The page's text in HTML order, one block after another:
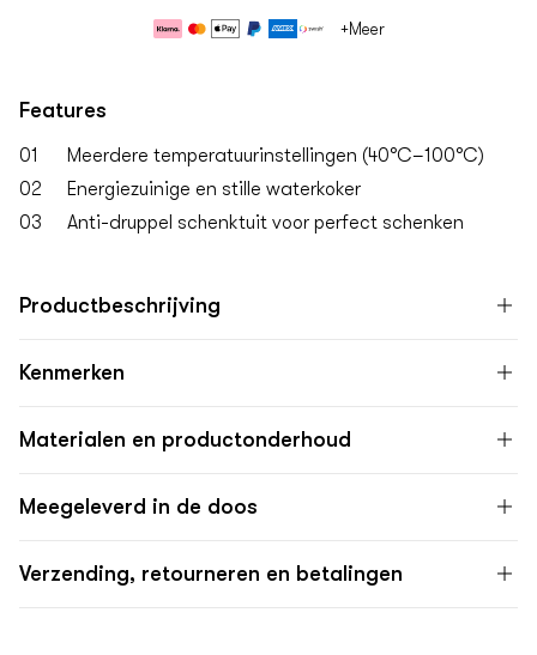
Betaalmethoden
+Meer
Features
01
Meerdere temperatuurinstellingen (40°C–100°C)
02
Energiezuinige en stille waterkoker
03
Anti-druppel schenktuit voor perfect schenken
Productbeschrijving
Kenmerken
Materialen en productonderhoud
Meegeleverd in de doos
Verzending, retourneren en betalingen